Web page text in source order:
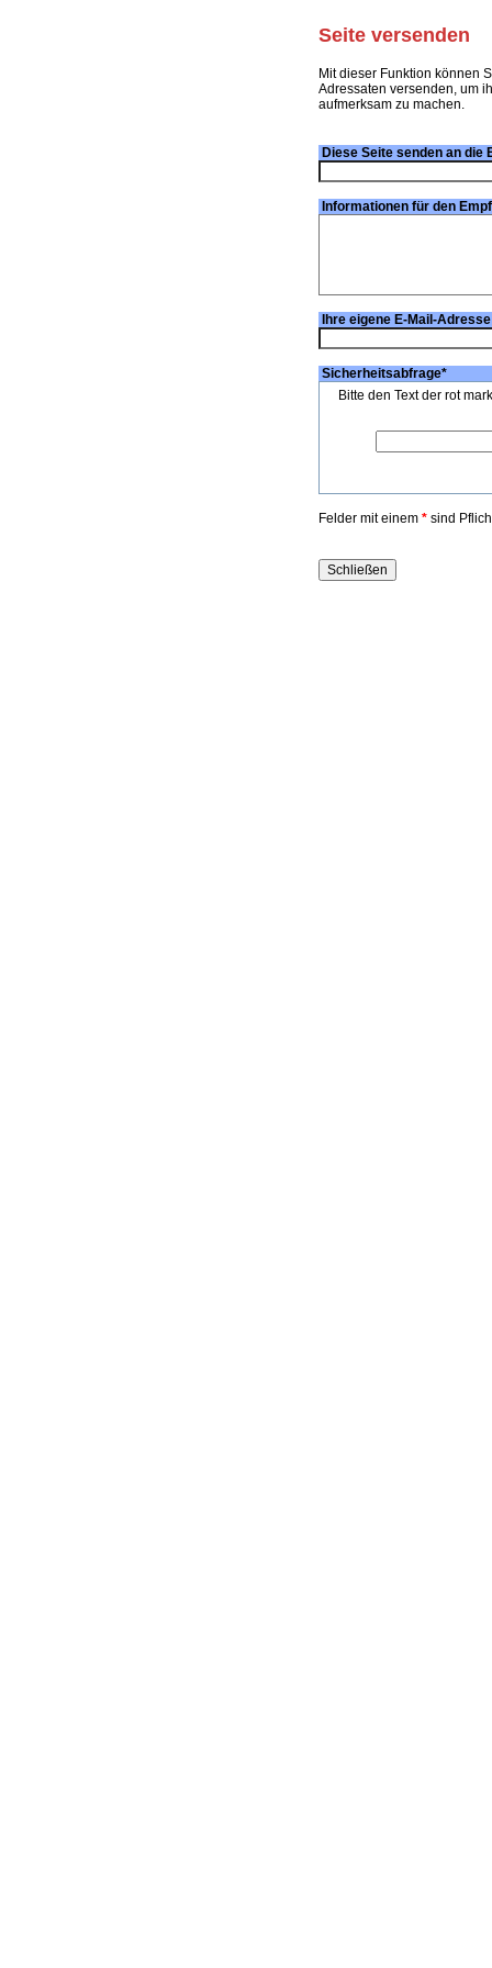
Seite versenden
Mit dieser Funktion können
Adressaten versenden, um
aufmerksam zu machen.
Diese Seite senden an die
Informationen für den
Ihre eigene E-Mail-
Sicherheitsabfrage*
Bitte den Text der rot
Felder mit einem * sind